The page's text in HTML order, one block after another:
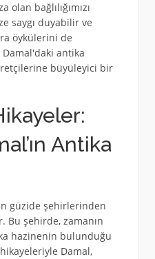
bağlılığımızı
saygı duyabilir ve
öykülerini de
antika
büyüleyici bir
Antika
güzide şehirlerinden
şehirde, zamanın
hazinenin bulunduğu
Damal,